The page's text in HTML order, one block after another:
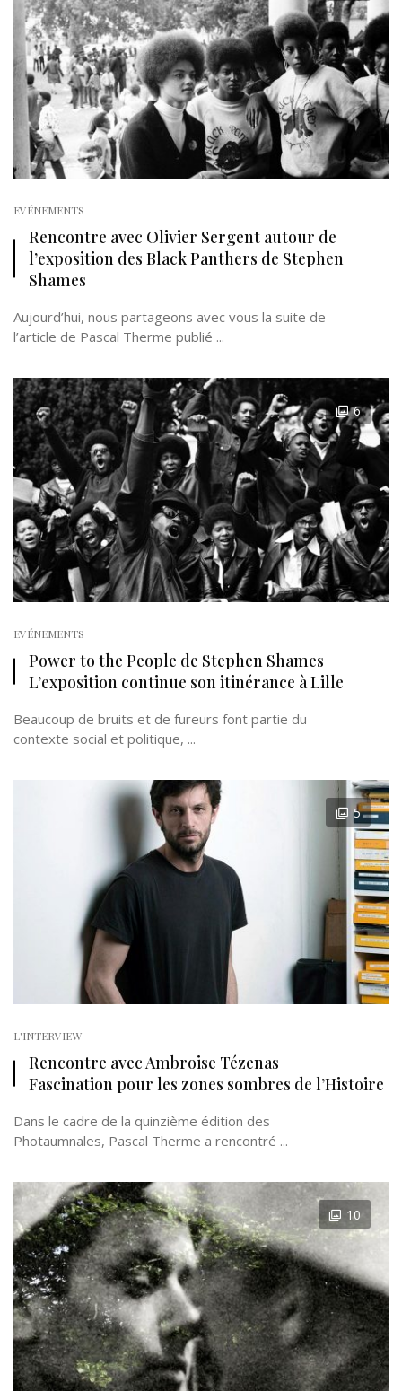
EVÉNEMENTS
Rencontre avec Olivier Sergent autour de
l’exposition des Black Panthers de Stephen
Shames
Aujourd’hui, nous partageons avec vous la suite de
l’article de Pascal Therme publié ...
6
EVÉNEMENTS
Power to the People de Stephen Shames
L’exposition continue son itinérance à Lille
Beaucoup de bruits et de fureurs font partie du
contexte social et politique, ...
5
L'INTERVIEW
Rencontre avec Ambroise Tézenas
Fascination pour les zones sombres de l’Histoire
Dans le cadre de la quinzième édition des
Photaumnales, Pascal Therme a rencontré ...
10